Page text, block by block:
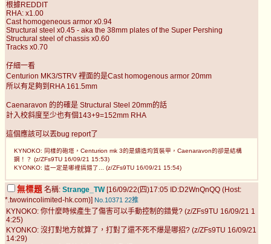
根據REDDIT
RHA: x1.00
Cast homogeneous armor x0.94
Structural steel x0.45 - aka the 38mm plates of the Super Pershing
Structural steel of chassis x0.60
Tracks x0.70
仔細一看
Centurion MK3/STRV 裡面的是Cast homogenous armor 20mm
所以有足夠到RHA 161.5mm
Caenaravon 的的確是 Structural Steel 20mm的話
計入校斜度至少也有個143+9=152mm RHA
這個應該可以丟bug report了
KYNOKO: 同樣的砲塔，Centurion mk 3的是鑄造均質裝甲，Caenaravon的卻是結構
鋼！？ (z/ZFs9TU 16/09/21 15:53)
KYONKO: 這一定是哪裡搞錯了... (z/ZFs9TU 16/09/21 15:54)
無標題 名稱: Strange_TW[16/09/22(四)17:05 ID:D2WnQnQQ (Host:
*.twowincolimited-hk.com)] No.10371 22推
KYNOKO: 你什麼時候產生了傷害可以手動控制的錯覺? (z/ZFs9TU 16/09/21 1
4:25)
KYONKO: 沒打對地方就算了，打對了還不死不爆是哪招? (z/ZFs9TU 16/09/21
14:29)